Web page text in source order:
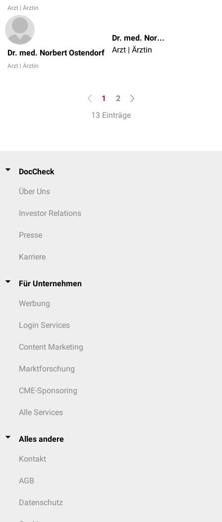
Arzt | Ärztin
Dr. med. Norbert Ostendorf
Arzt | Ärztin
Dr. med. Norbert Ostendorf
Arzt | Ärztin
1
2
13 Einträge
DocCheck
Über Uns
Investor Relations
Presse
Karriere
Für Unternehmen
Werbung
Login Services
Content Marketing
Marktforschung
CME-Sponsoring
Alle Services
Alles andere
Kontakt
AGB
Datenschutz